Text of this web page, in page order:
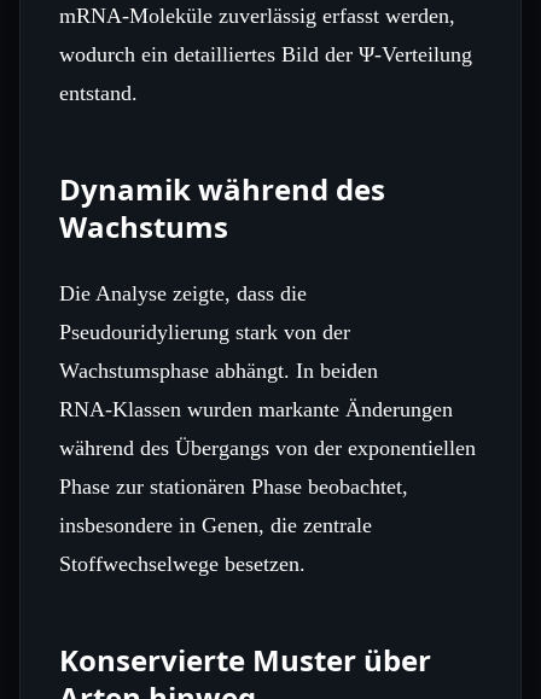
mRNA‑Moleküle zuverlässig erfasst werden,
wodurch ein detailliertes Bild der Ψ‑Verteilung
entstand.
Dynamik während des
Wachstums
Die Analyse zeigte, dass die
Pseudouridylierung stark von der
Wachstumsphase abhängt. In beiden
RNA‑Klassen wurden markante Änderungen
während des Übergangs von der exponentiellen
Phase zur stationären Phase beobachtet,
insbesondere in Genen, die zentrale
Stoffwechselwege besetzen.
Konservierte Muster über